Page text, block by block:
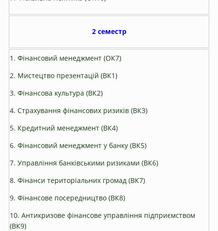
2 семестр
1. Фінансовий менеджмент (ОК7)
2. Мистецтво презентацій (ВК1)
3. Фінансова культура (ВК2)
4. Страхування фінансових ризиків (ВК3)
5. Кредитний менеджмент (ВК4)
6. Фінансовий менеджмент у банку (ВК5)
7. Управління банківськими ризиками (ВК6)
8. Фінанси територіальних громад (ВК7)
9. Фінансове посередництво (ВК8)
10. Антикризове фінансове управління підприємством
(ВК9)